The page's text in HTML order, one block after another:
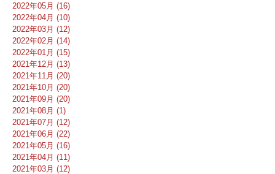
2022年05月 (16)
2022年04月 (10)
2022年03月 (12)
2022年02月 (14)
2022年01月 (15)
2021年12月 (13)
2021年11月 (20)
2021年10月 (20)
2021年09月 (20)
2021年08月 (1)
2021年07月 (12)
2021年06月 (22)
2021年05月 (16)
2021年04月 (11)
2021年03月 (12)